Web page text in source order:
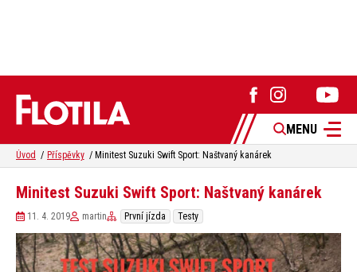
MENU
Úvod Příspěvky Minitest Suzuki Swift Sport: Naštvaný kanárek
Minitest Suzuki Swift Sport: Naštvaný kanárek
11. 4. 2019 martin První jízda Testy